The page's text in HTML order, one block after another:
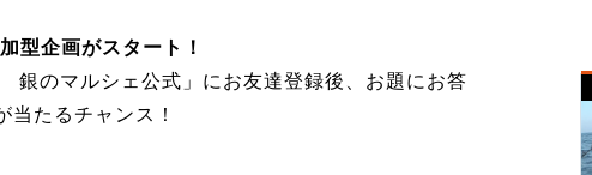
型企画がスタート！
のマルシェ公式」にお友達登録後、お題にお答
たるチャンス！